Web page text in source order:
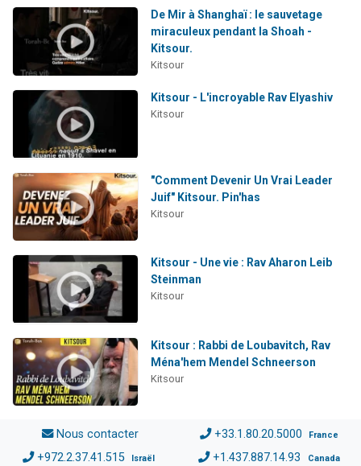
De Mir à Shanghaï : le sauvetage
miraculeux pendant la Shoah -
Kitsour.
Kitsour
Kitsour - L'incroyable Rav Elyashiv
Kitsour
"Comment Devenir Un Vrai Leader
Juif" Kitsour. Pin'has
Kitsour
Kitsour - Une vie : Rav Aharon Leib
Steinman
Kitsour
Kitsour : Rabbi de Loubavitch, Rav
Ména'hem Mendel Schneerson
Kitsour
Nous contacter +33.1.80.20.5000 France
+972.2.37.41.515 Israël +1.437.887.14.93 Canada